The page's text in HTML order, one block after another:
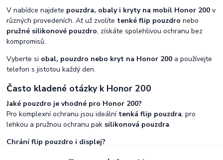
V nabídce najdete pouzdra, obaly i kryty na mobil Honor 200 v
různých provedeních. Ať už zvolíte tenké flip pouzdro nebo
pružné silikonové pouzdro, získáte spolehlivou ochranu bez
kompromisů.
Vyberte si obal, pouzdro nebo kryt na Honor 200 a používejte
telefon s jistotou každý den.
Často kladené otázky k Honor 200
Jaké pouzdro je vhodné pro Honor 200?
Pro komplexní ochranu jsou ideální tenká flip pouzdra, pro
lehkou a pružnou ochranu pak silikonová pouzdra.
Chrání flip pouzdro i displej?